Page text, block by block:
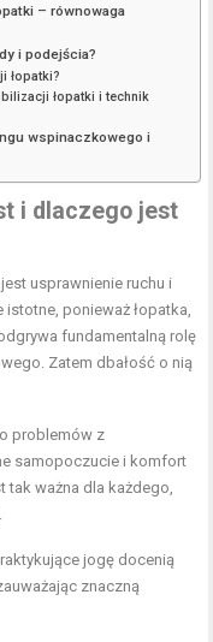
– równowaga
i podejścia?
łopatki?
łopatki i technik
wspinaczkowego i
i dlaczego jest
usprawnienie ruchu i
ponieważ łopatka,
fundamentalną rolę
Zatem dbałość o nią
problemów z
samopoczucie i komfort
tak ważna dla każdego,
jogę docenią
znaczną